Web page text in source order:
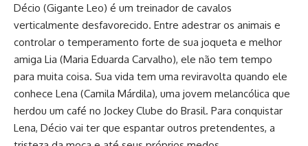
Décio (Gigante Leo) é um treinador de cavalos
verticalmente desfavorecido. Entre adestrar os animais e
controlar o temperamento forte de sua joqueta e melhor
amiga Lia (Maria Eduarda Carvalho), ele não tem tempo
para muita coisa. Sua vida tem uma reviravolta quando ele
conhece Lena (Camila Márdila), uma jovem melancólica que
herdou um café no Jockey Clube do Brasil. Para conquistar
Lena, Décio vai ter que espantar outros pretendentes, a